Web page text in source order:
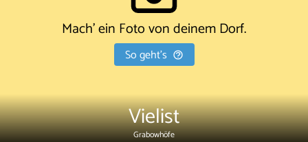
Mach' ein Foto von deinem Dorf.
So geht's
Vielist
Grabowhöfe